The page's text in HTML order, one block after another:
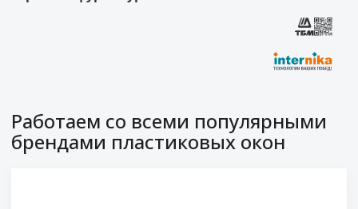
Работаем со всеми популярными
брендами пластиковых окон